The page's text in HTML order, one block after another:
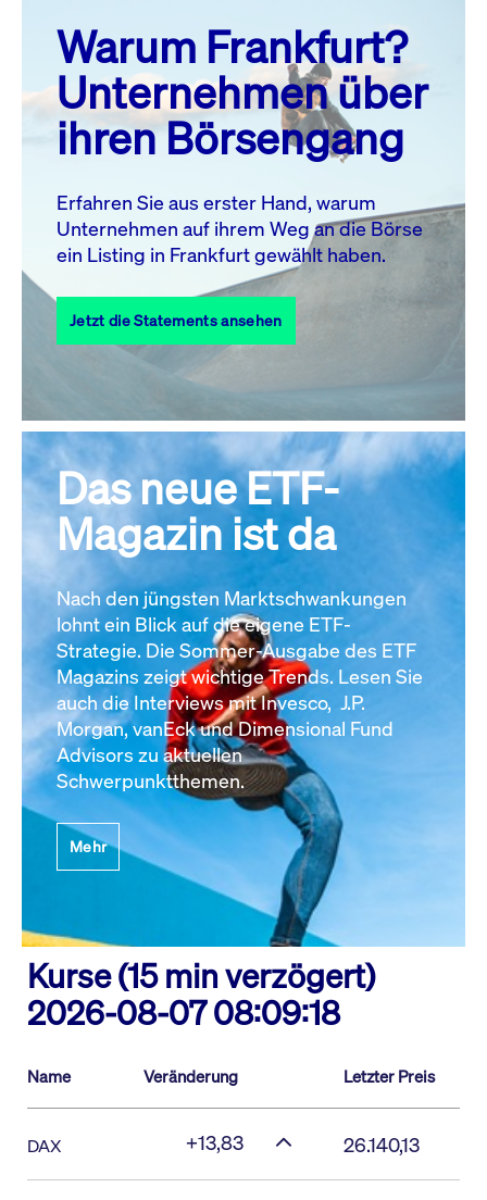
MO. DI. MI. DO. FR. SA. SO.
1
2
3
4 5 6 7 8
10 11 13 14
17
18 19 20 21 22
23
27 28
31
Alle Events
Warum Frankfurt?
Unternehmen über
ihren Börsengang
Erfahren Sie aus erster Hand, warum
Unternehmen auf ihrem Weg an die Börse
ein Listing in Frankfurt gewählt haben.
Jetzt die Statements ansehen
Das neue ETF-
Magazin ist da
Nach den jüngsten Marktschwankungen
lohnt ein Blick auf die eigene ETF-
Strategie. Die Sommer-Ausgabe des ETF
Magazins zeigt wichtige Trends. Lesen Sie
auch die Interviews mit Invesco, J.P.
Morgan, vanEck und Dimensional Fund
Advisors zu aktuellen
Schwerpunktthemen.
Mehr
Kurse (15 min verzögert)
2026-08-07 08:09:18
Name Veränderung Letzter Preis
DAX +13,83 26.140,13